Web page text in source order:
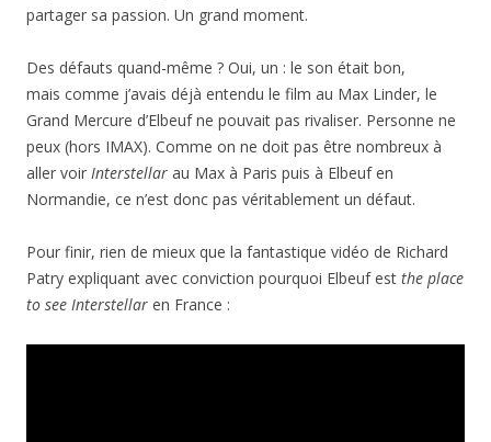
partager sa passion. Un grand moment.
Des défauts quand-même ? Oui, un : le son était bon,
mais comme j’avais déjà entendu le film au Max Linder, le
Grand Mercure d’Elbeuf ne pouvait pas rivaliser. Personne ne
peux (hors IMAX). Comme on ne doit pas être nombreux à
aller voir Interstellar au Max à Paris puis à Elbeuf en
Normandie, ce n’est donc pas véritablement un défaut.
Pour finir, rien de mieux que la fantastique vidéo de Richard
Patry expliquant avec conviction pourquoi Elbeuf est the place
to see Interstellar en France :